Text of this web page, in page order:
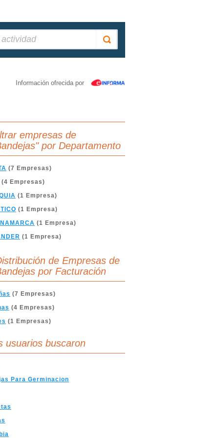
Información ofrecida por
empresas de
por Departamento
(7 Empresas)
(4 Empresas)
(1 Empresa)
(1 Empresa)
(1 Empresa)
(1 Empresa)
de Empresas de
por Facturación
(7 Empresas)
(4 Empresas)
(1 Empresas)
usuarios buscaron
Para Germinacion